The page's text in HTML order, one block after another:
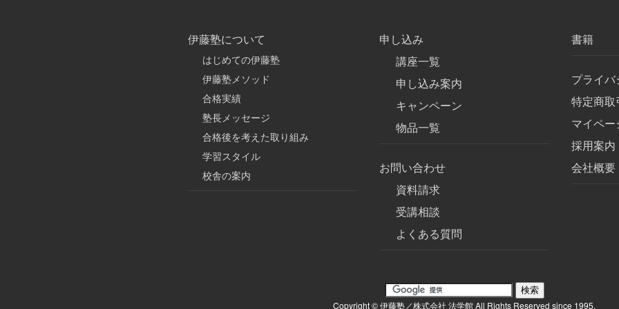
伊藤塾について
はじめての伊藤塾
伊藤塾メソッド
合格実績
塾長メッセージ
合格後を考えた取り組み
学習スタイル
校舎の案内
申し込み
講座一覧
申し込み案内
キャンペーン
物品一覧
お問い合わせ
資料請求
受講相談
よくある質問
書籍
プライ
特定商取
マイペ
採用案内
会社概要
Copyright © 伊藤塾／株式会社 法学館 All Rights Reserved since 1995.